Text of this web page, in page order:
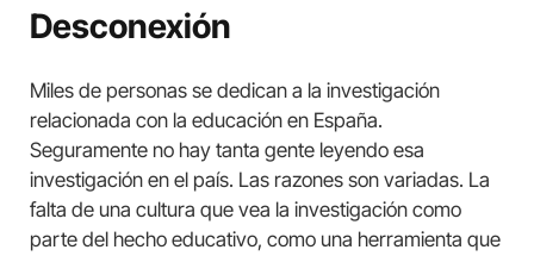
Desconexión
Miles de personas se dedican a la investigación
relacionada con la educación en España.
Seguramente no hay tanta gente leyendo esa
investigación en el país. Las razones son variadas. La
falta de una cultura que vea la investigación como
parte del hecho educativo, como una herramienta que